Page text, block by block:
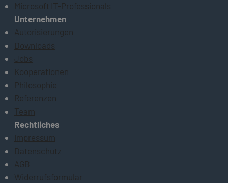
Microsoft IT-Professionals
Unternehmen
Autorisierungen
Downloads
Jobs
Kooperationen
Philosophie
Referenzen
Team
Rechtliches
Impressum
Datenschutz
AGB
Widerrufsformular